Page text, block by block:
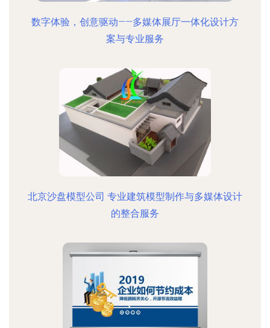
数字体验，创意驱动——多媒体展厅一体化设计方
案与专业服务
北京沙盘模型公司 专业建筑模型制作与多媒体设计
的整合服务